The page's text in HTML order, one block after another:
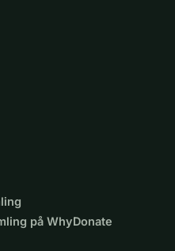
på WhyDonate